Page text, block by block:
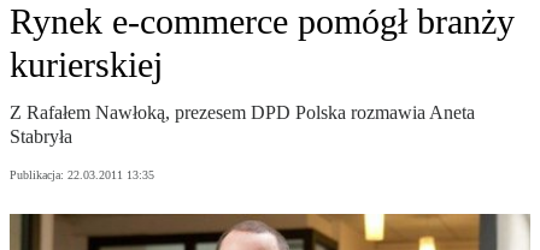
Rynek e-commerce pomógł branży
kurierskiej
Z Rafałem Nawłoką, prezesem DPD Polska rozmawia Aneta
Stabryła
Publikacja: 22.03.2011 13:35